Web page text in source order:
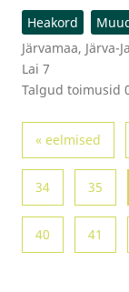
Heakord
Järvamaa, Järva-
Lai 7
Talgud toimusid
« eelmised
34 35
40 41